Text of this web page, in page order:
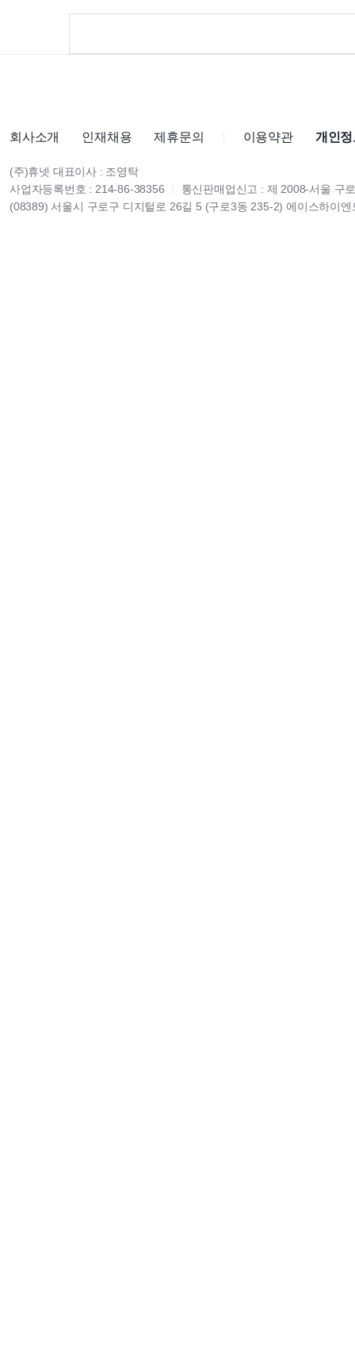
회사소개 인재채용 제휴문의 이용약관 개인
(주)휴넷 대표이사 : 조영탁
사업자등록번호 : 214-86-38356
통신판매업신고 : 제 2008-서울 구
(08389) 서울시 구로구 디지털로 26길 5 (구로3동 235-2) 에이스하이